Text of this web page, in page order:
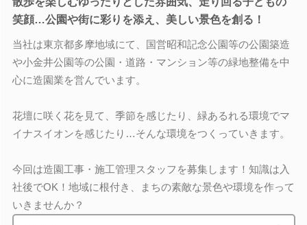
笑顔…公園や街に彩りを添え、美しい景色を創る！
当社は東京都多摩地域にて、国営昭和記念公園等の公園築造
や小金井公園等の公園・道路・マンション等の緑地整備を中
心に造園業を営んでいます。
花壇に咲く花を見て、季節を感じたり、緑あるれる環境でマ
イナスイオンを感じたり…そんな環境をつくっていきます。
今回は造園工事・施工管理スタッフを募集します！知識は入
社後でOK！地域に根付き、まちの素敵な景色や環境を作って
いきませんか？